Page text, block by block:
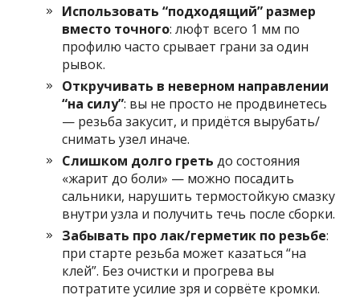
Использовать “подходящий” размер
вместо точного: люфт всего 1 мм по
профилю часто срывает грани за один
рывок.
Откручивать в неверном направлении
“на силу”: вы не просто не продвинетесь
— резьба закусит, и придётся вырубать/
снимать узел иначе.
Слишком долго греть до состояния
«жарит до боли» — можно посадить
сальники, нарушить термостойкую смазку
внутри узла и получить течь после сборки.
Забывать про лак/герметик по резьбе:
при старте резьба может казаться “на
клей”. Без очистки и прогрева вы
потратите усилие зря и сорвёте кромки.